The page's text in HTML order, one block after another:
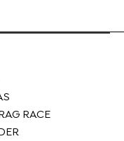
RACE